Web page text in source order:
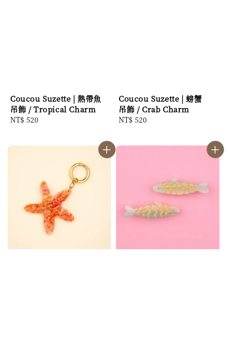
Coucou Suzette | 熱帶魚
吊飾 / Tropical Charm
Regular
NT$ 520
Coucou Suzette | 螃蟹
吊飾 / Crab Charm
Regular
NT$ 520